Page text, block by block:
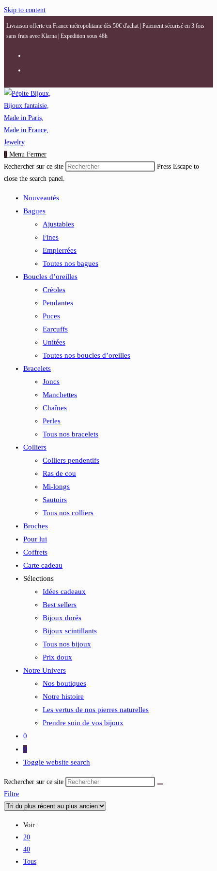
Skip to content
Livraison offerte en France métropolitaine dès 50€ d'achat | Paiement sécurisé en 3 fois
sans frais avec Klarna | Expedition sous 48h
0 Menu Fermer
Rechercher sur ce site
Press Escape to
close the search panel.
Nouveautés
Bagues
Ajustables
Fines
Empierrées
Toutes nos bagues
Boucles d’oreilles
Créoles
Pendantes
Puces
Earcuffs
Unitées
Toutes nos boucles d’oreilles
Bracelets
Joncs
Manchettes
Chaînes
Perles
Tous nos bracelets
Colliers
Colliers pendentifs
Ras de cou
Mi-longs
Sautoirs
Tous nos colliers
Broches
Pour lui
Coffrets
Carte cadeau
Sélections
Idées cadeaux
Best sellers
Bijoux dorés
Bijoux scintillants
Tous nos bijoux
Prix doux
Notre Univers
Nos boutiques
Notre histoire
Les vertus de nos pierres naturelles
Prendre soin de vos bijoux
0
0
Toggle website search
Rechercher sur ce site
Filtre
Voir :
20
40
Tous